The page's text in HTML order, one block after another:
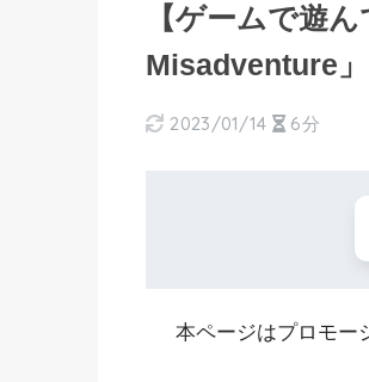
【ゲームで遊
Misadventure」
2023/01/14 6分
本ページはプロモー